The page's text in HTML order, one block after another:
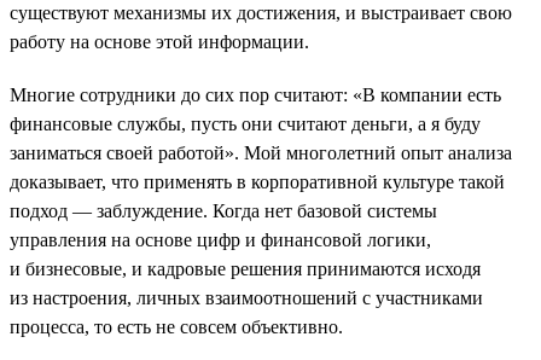
существуют механизмы их достижения, и выстраивает свою
работу на основе этой информации.
Многие сотрудники до сих пор считают: «В компании есть
финансовые службы, пусть они считают деньги, а я буду
заниматься своей работой». Мой многолетний опыт анализа
доказывает, что применять в корпоративной культуре такой
подход — заблуждение. Когда нет базовой системы
управления на основе цифр и финансовой логики,
и бизнесовые, и кадровые решения принимаются исходя
из настроения, личных взаимоотношений с участниками
процесса, то есть не совсем объективно.